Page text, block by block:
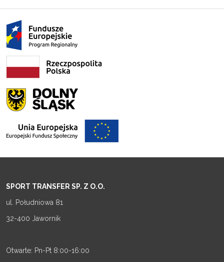
SPORT TRANSFER SP. Z O.O.
ul. Południowa 81
32-400 Jawornik
Otwarte: Pn-Pt 8:00-16:00